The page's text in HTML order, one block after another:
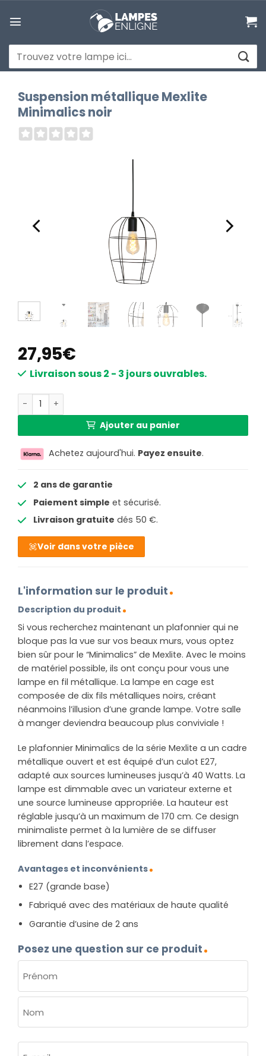
au
Recherche
pour :
Suspension métallique Mexlite
Minimalics noir
27,95€
Livraison sous 2 - 3 jours ouvrables.
quantité de Suspension métallique Mexlite Minimalics
Ajouter au panier
Achetez aujourd'hui. Payez ensuite.
2 ans de garantie
Paiement simple et sécurisé.
Livraison gratuite dés 50 €.
Voir dans votre pièce
L'information sur le produit
Description du produit
Si vous recherchez maintenant un plafonnier qui ne
bloque pas la vue sur vos beaux murs, vous optez
bien sûr pour le “Minimalics” de Mexlite. Avec le moins
de matériel possible, ils ont conçu pour vous une
lampe en fil métallique. La lampe en cage est
composée de dix fils métalliques noirs, créant
néanmoins l’illusion d’une grande lampe. Votre salle
à manger deviendra beaucoup plus conviviale !
Le plafonnier Minimalics de la série Mexlite a un cadre
métallique ouvert et est équipé d’un culot E27,
adapté aux sources lumineuses jusqu’à 40 Watts. La
lampe est dimmable avec un variateur externe et
une source lumineuse appropriée. La hauteur est
réglable jusqu’à un maximum de 170 cm. Ce design
minimaliste permet à la lumière de se diffuser
librement dans l’espace.
Avantages et inconvénients
E27 (grande base)
Fabriqué avec des matériaux de haute qualité
Garantie d’usine de 2 ans
Posez une question sur ce produit
(NÉCESSAIRE)
Prénom